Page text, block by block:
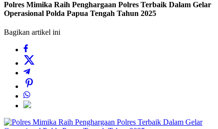
Polres Mimika Raih Penghargaan Polres Terbaik Dalam Gelar
Operasional Polda Papua Tengah Tahun 2025
Bagikan artikel ini